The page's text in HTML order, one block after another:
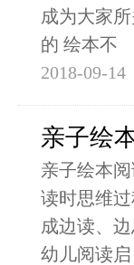
成为大家
的 绘本不
2018-09-14
亲子绘
亲子绘本
读时思维
成边读、
幼儿阅读启